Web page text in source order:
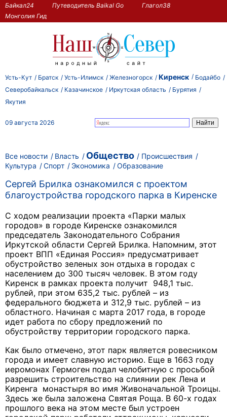
Байкал24 Путеводитель Baikal Go
Глагол38
Монголия Гид
Усть-Кут Братск Усть-Илимск Железногорск Киренск
Бодайбо
Северобайкальск
Казачинское Иркутская область
Бурятия
Якутия
09 августа 2026
Все новости Власть Общество
Происшествия
Культура
Спорт Экономика Образование
Сергей Брилка ознакомился с проектом
благоустройства городского парка в Киренске
С ходом реализации проекта «Парки малых
городов» в городе Киренске ознакомился
председатель Законодательного Собрания
Иркутской области Сергей Брилка. Напомним, этот
проект ВПП «Единая Россия» предусматривает
обустройство зеленых зон отдыха в городах с
населением до 300 тысяч человек. В этом году
Киренск в рамках проекта получит 948,1 тыс.
рублей, при этом 635,2 тыс. рублей – из
федерального бюджета и 312,9 тыс. рублей – из
областного. Начиная с марта 2017 года, в городе
идет работа по сбору предложений по
обустройству территории городского парка.
Как было отмечено, этот парк является ровесником
города и имеет славную историю. Еще в 1663 году
иеромонах Гермоген подал челобитную с просьбой
разрешить строительство на слиянии рек Лена и
Киренга монастыря во имя Живоначальной Троицы.
Здесь же была заложена Святая Роща. В 60-х годах
прошлого века на этом месте был устроен